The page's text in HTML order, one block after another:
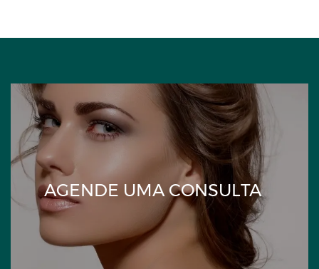
AGENDE UMA CONSULTA